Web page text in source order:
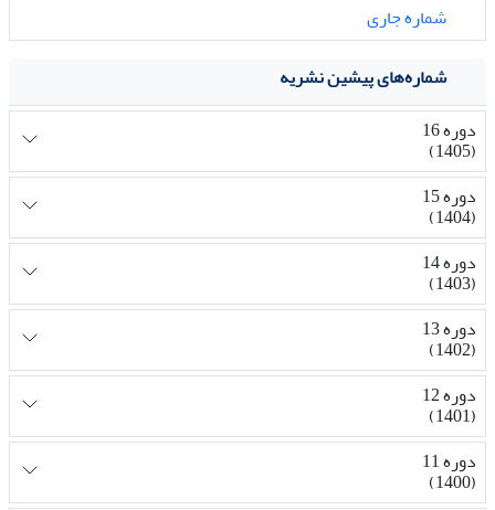
شماره جاری
شماره‌های پیشین نشریه
دوره 16
(1405)
دوره 15
(1404)
دوره 14
(1403)
دوره 13
(1402)
دوره 12
(1401)
دوره 11
(1400)